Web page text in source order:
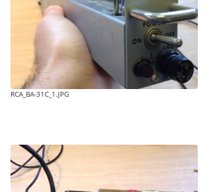
RCA_BA-31C_1.JPG